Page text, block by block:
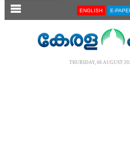
SECTIONS ENGLISH E-
THURSDAY, 06 AUGUST